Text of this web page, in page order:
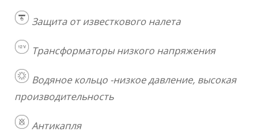
Защита от известкового налета
Трансформаторы низкого напряжения
Водяное кольцо -низкое давление, высокая
производительность
Антикапля